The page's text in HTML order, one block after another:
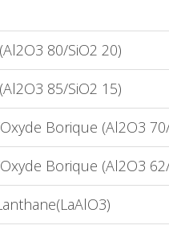
80/SiO2 20)
85/SiO2 15)
Borique (Al2O3
Borique (Al2O3